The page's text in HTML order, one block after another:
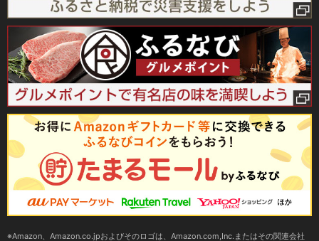
Amazon、Amazon.co.jpおよびそのロゴは、Amazon.com,Inc.またはその関連会社